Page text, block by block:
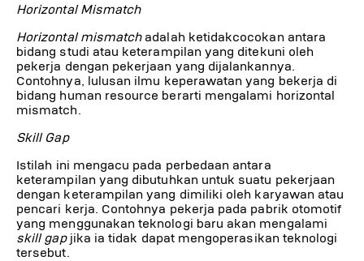
Horizontal Mismatch
Horizontal mismatchadalah ketidakcocokan antara
bidang studi atau keterampilan yang ditekuni oleh
pekerja dengan pekerjaan yang dijalankannya.
Contohnya, lulusan ilmu keperawatan yang bekerja di
bidang human resource berarti mengalami horizontal
mismatch.
Skill Gap
Istilah ini mengacu pada perbedaan antara
keterampilan yang dibutuhkan untuk suatu pekerjaan
dengan keterampilan yang dimiliki oleh karyawan atau
pencari kerja. Contohnya pekerja pada pabrik otomotif
yang menggunakan teknologi baru akan mengalami
skill gapjika ia tidak dapat mengoperasikan teknologi
tersebut.